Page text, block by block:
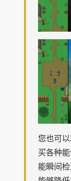
您也可
买各种
能瞬间